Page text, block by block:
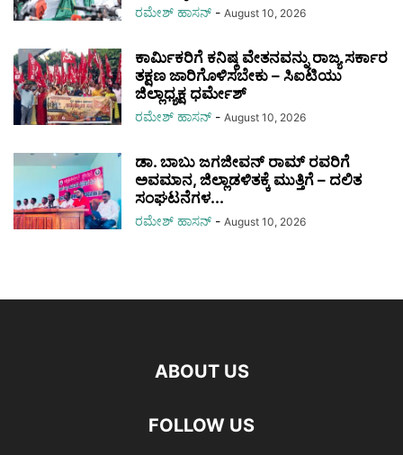
ರಮೇಶ್‌ ಹಾಸನ್‌ - August 10, 2026
ಕಾರ್ಮಿಕರಿಗೆ ಕನಿಷ್ಠ ವೇತನವನ್ನು ರಾಜ್ಯ ಸರ್ಕಾರ
ತಕ್ಷಣ ಜಾರಿಗೊಳಿಸಬೇಕು – ಸಿಐಟಿಯು
ಜಿಲ್ಲಾಧ್ಯಕ್ಷ ಧರ್ಮೇಶ್
ರಮೇಶ್‌ ಹಾಸನ್‌ - August 10, 2026
ಡಾ. ಬಾಬು ಜಗಜೀವನ್ ರಾಮ್ ರವರಿಗೆ
ಅವಮಾನ, ಜಿಲ್ಲಾಡಳಿತಕ್ಕೆ ಮುತ್ತಿಗೆ – ದಲಿತ
ಸಂಘಟನೆಗಳ...
ರಮೇಶ್‌ ಹಾಸನ್‌ - August 10, 2026
ABOUT US
FOLLOW US